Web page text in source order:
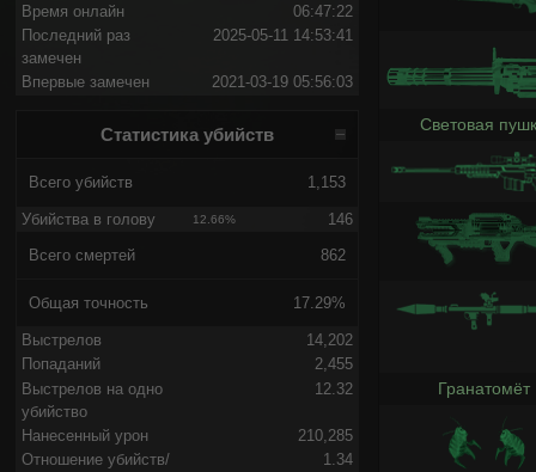
Время онлайн
06:47:22
Последний раз
замечен
2025-05-11 14:53:41
Впервые замечен 2021-03-19 05:56:03
Статистика убийств
Всего убийств 1,153
Убийства в голову 12.66% 146
Всего смертей 862
Общая точность 17.29%
Выстрелов
14,202
Попаданий
2,455
Выстрелов на одно
убийство
12.32
Нанесенный урон
210,285
Отношение убийств/
1.34
Световая
Гранатомёт